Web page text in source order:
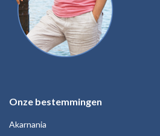
Onze bestemmingen
Akarnania